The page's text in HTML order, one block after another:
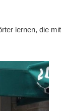
lernen, die mit